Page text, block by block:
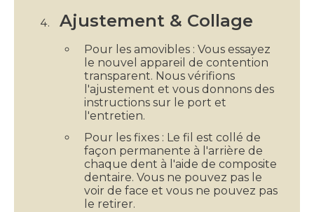
Ajustement & Collage
Pour les amovibles : Vous essayez
le nouvel appareil de contention
transparent. Nous vérifions
l'ajustement et vous donnons des
instructions sur le port et
l'entretien.
Pour les fixes : Le fil est collé de
façon permanente à l'arrière de
chaque dent à l'aide de composite
dentaire. Vous ne pouvez pas le
voir de face et vous ne pouvez pas
le retirer.